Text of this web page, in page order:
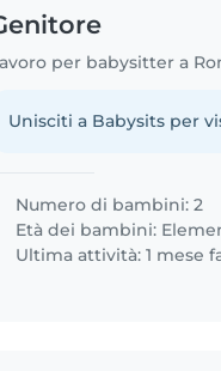
per babysitter a
Unisciti a Babysits per
Numero di bambini: 2
Età dei bambini:
Ultima attività: 1 mese